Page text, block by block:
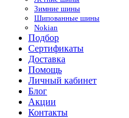
Зимние шины
Шипованные шины
Nokian
Подбор
Сертификаты
Доставка
Помощь
Личный кабинет
Блог
Акции
Контакты